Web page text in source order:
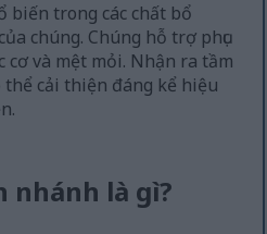
biến trong các chất bổ
chúng. Chúng hỗ trợ phục
cơ và mệt mỏi. Nhận ra tầm
thể cải thiện đáng kể hiệu
nhánh là gì?